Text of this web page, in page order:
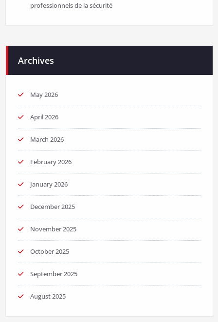
professionnels de la sécurité
Archives
May 2026
April 2026
March 2026
February 2026
January 2026
December 2025
November 2025
October 2025
September 2025
August 2025